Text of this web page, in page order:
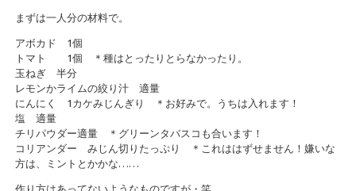
まずは一人分の材料で。
アボカド 1個
トマト 1個 ＊種はとったりとらなかったり。
玉ねぎ 半分
レモンかライムの絞り汁 適量
にんにく 1カケみじんぎり ＊お好みで。うちは入れます！
塩 適量
チリパウダー適量 ＊グリーンタバスコも合います！
コリアンダー みじん切りたっぷり ＊これははずせません！嫌いな
方は、ミントとかかな……
作り方はあってないようなものですが・笑